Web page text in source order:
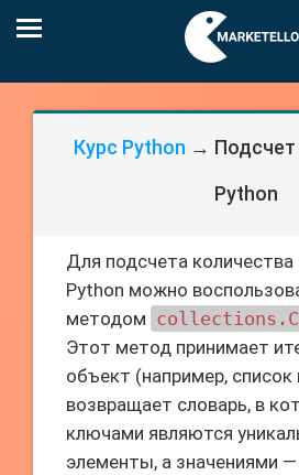
Курс Python → Подсчет
Python
Для подсчета
Python можно
методом
Этот метод принимает
объект (например, список
возвращает словарь, в
ключами являются
элементы, а значениями —